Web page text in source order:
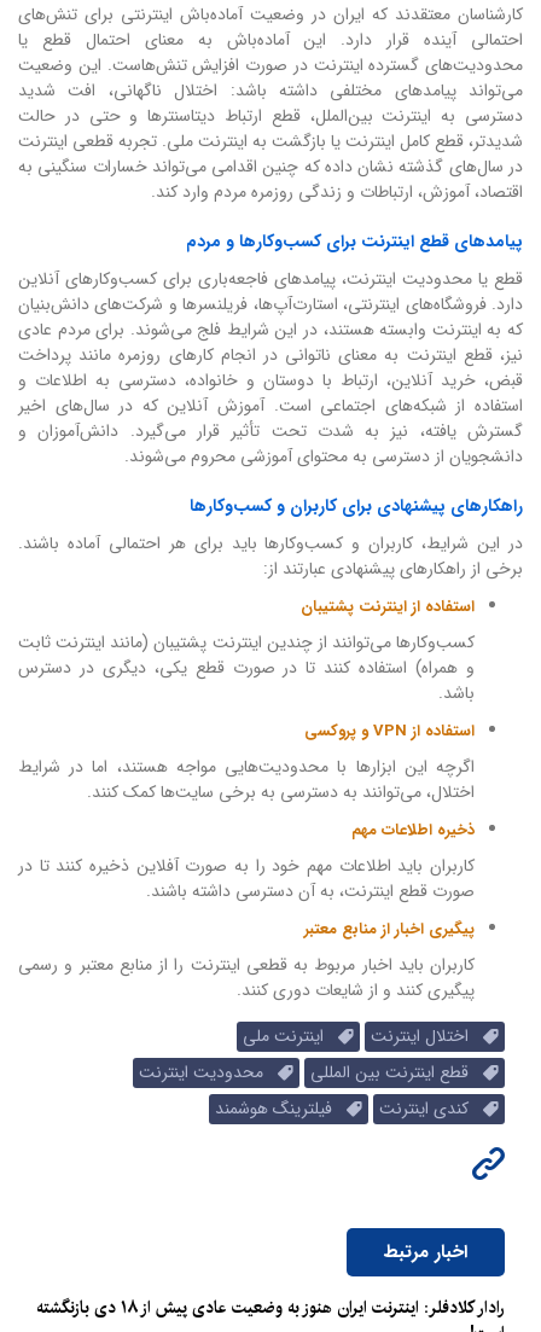
کارشناسان معتقدند که ایران در وضعیت آماده‌باش اینترنتی برای تنش‌های
احتمالی آینده قرار دارد. این آماده‌باش به معنای احتمال قطع یا
محدودیت‌های گسترده اینترنت در صورت افزایش تنش‌هاست. این وضعیت
می‌تواند پیامدهای مختلفی داشته باشد: اختلال ناگهانی، افت شدید
دسترسی به اینترنت بین‌الملل، قطع ارتباط دیتاسنترها و حتی در حالت
شدیدتر، قطع کامل اینترنت یا بازگشت به اینترنت ملی. تجربه قطعی اینترنت
در سال‌های گذشته نشان داده که چنین اقدامی می‌تواند خسارات سنگینی به
اقتصاد، آموزش، ارتباطات و زندگی روزمره مردم وارد کند.
پیامدهای قطع اینترنت برای کسب‌وکارها و مردم
قطع یا محدودیت اینترنت، پیامدهای فاجعه‌باری برای کسب‌وکارهای آنلاین
دارد. فروشگاه‌های اینترنتی، استارت‌آپ‌ها، فریلنسرها و شرکت‌های دانش‌بنیان
که به اینترنت وابسته هستند، در این شرایط فلج می‌شوند. برای مردم عادی
نیز، قطع اینترنت به معنای ناتوانی در انجام کارهای روزمره مانند پرداخت
قبض، خرید آنلاین، ارتباط با دوستان و خانواده، دسترسی به اطلاعات و
استفاده از شبکه‌های اجتماعی است. آموزش آنلاین که در سال‌های اخیر
گسترش یافته، نیز به شدت تحت تأثیر قرار می‌گیرد. دانش‌آموزان و
دانشجویان از دسترسی به محتوای آموزشی محروم می‌شوند.
راهکارهای پیشنهادی برای کاربران و کسب‌وکارها
در این شرایط، کاربران و کسب‌وکارها باید برای هر احتمالی آماده باشند.
برخی از راهکارهای پیشنهادی عبارتند از:
استفاده از اینترنت پشتیبان
کسب‌وکارها می‌توانند از چندین اینترنت پشتیبان (مانند اینترنت ثابت
و همراه) استفاده کنند تا در صورت قطع یکی، دیگری در دسترس
باشد.
استفاده از VPN و پروکسی
اگرچه این ابزارها با محدودیت‌هایی مواجه هستند، اما در شرایط
اختلال، می‌توانند به دسترسی به برخی سایت‌ها کمک کنند.
ذخیره اطلاعات مهم
کاربران باید اطلاعات مهم خود را به صورت آفلاین ذخیره کنند تا در
صورت قطع اینترنت، به آن دسترسی داشته باشند.
پیگیری اخبار از منابع معتبر
کاربران باید اخبار مربوط به قطعی اینترنت را از منابع معتبر و رسمی
پیگیری کنند و از شایعات دوری کنند.
اختلال اینترنت
اینترنت ملی
قطع اینترنت بین المللی
محدودیت اینترنت
کندی اینترنت
فیلترینگ هوشمند
اخبار مرتبط
رادار کلادفلر: اینترنت ایران هنوز به وضعیت عادی پیش از ۱۸ دی بازنگشته